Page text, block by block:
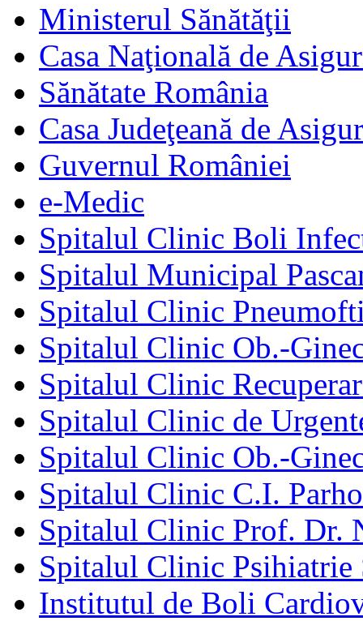
Ministerul Sănătăţii
Casa Naţională de
Sănătate România
Casa Judeţeană de
Guvernul României
e-Medic
Spitalul Clinic Boli
Spitalul Municipal
Spitalul Clinic
Spitalul Clinic Ob.-
Spitalul Clinic
Spitalul Clinic de
Spitalul Clinic Ob.-
Spitalul Clinic C.I.
Spitalul Clinic Prof. Dr.
Spitalul Clinic Psihiatrie
Institutul de Boli